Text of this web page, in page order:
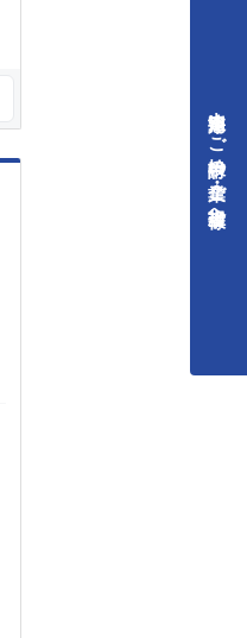
中途採用をご検討中の企業・ご担当者様へ